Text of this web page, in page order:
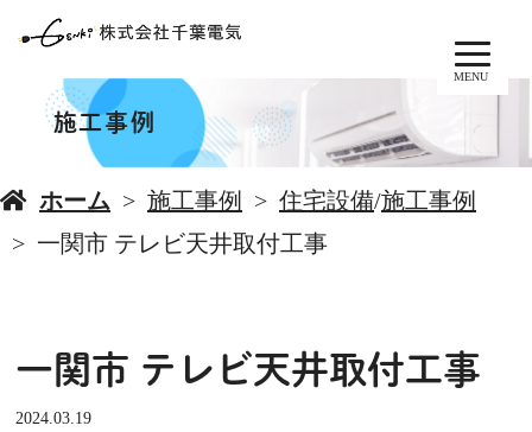
MENU
施工事例
ホーム 施工事例 住宅設備/施工事例
一関市 テレビ天井取付工事
一関市 テレビ天井取付工事
2024.03.19